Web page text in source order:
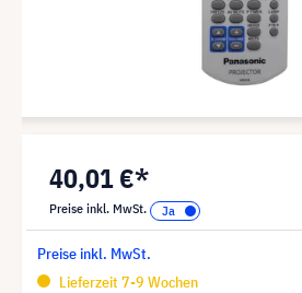
40,01 €*
Preise inkl. MwSt.
Preise inkl. MwSt.
Lieferzeit 7-9 Wochen